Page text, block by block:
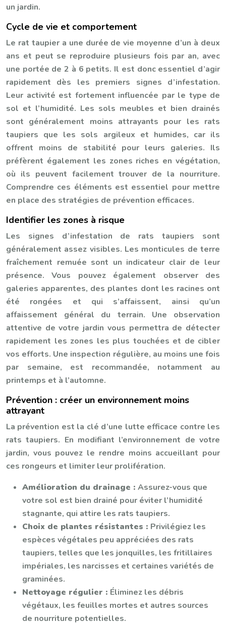
un jardin.
Cycle de vie et comportement
Le rat taupier a une durée de vie moyenne d’un à deux
ans et peut se reproduire plusieurs fois par an, avec
une portée de 2 à 6 petits. Il est donc essentiel d’agir
rapidement dès les premiers signes d’infestation.
Leur activité est fortement influencée par le type de
sol et l’humidité. Les sols meubles et bien drainés
sont généralement moins attrayants pour les rats
taupiers que les sols argileux et humides, car ils
offrent moins de stabilité pour leurs galeries. Ils
préfèrent également les zones riches en végétation,
où ils peuvent facilement trouver de la nourriture.
Comprendre ces éléments est essentiel pour mettre
en place des stratégies de prévention efficaces.
Identifier les zones à risque
Les signes d’infestation de rats taupiers sont
généralement assez visibles. Les monticules de terre
fraîchement remuée sont un indicateur clair de leur
présence. Vous pouvez également observer des
galeries apparentes, des plantes dont les racines ont
été rongées et qui s’affaissent, ainsi qu’un
affaissement général du terrain. Une observation
attentive de votre jardin vous permettra de détecter
rapidement les zones les plus touchées et de cibler
vos efforts. Une inspection régulière, au moins une fois
par semaine, est recommandée, notamment au
printemps et à l’automne.
Prévention : créer un environnement moins
attrayant
La prévention est la clé d’une lutte efficace contre les
rats taupiers. En modifiant l’environnement de votre
jardin, vous pouvez le rendre moins accueillant pour
ces rongeurs et limiter leur prolifération.
Amélioration du drainage : Assurez-vous que
votre sol est bien drainé pour éviter l’humidité
stagnante, qui attire les rats taupiers.
Choix de plantes résistantes : Privilégiez les
espèces végétales peu appréciées des rats
taupiers, telles que les jonquilles, les fritillaires
impériales, les narcisses et certaines variétés de
graminées.
Nettoyage régulier : Éliminez les débris
végétaux, les feuilles mortes et autres sources
de nourriture potentielles.